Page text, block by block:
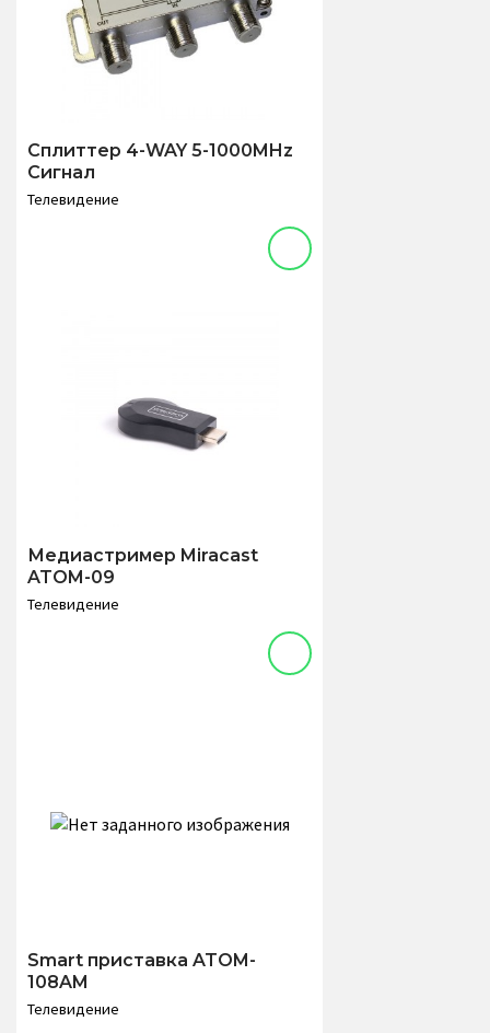
Сплиттер 4-WAY 5-1000MHz
Сигнал
Телевидение
Медиастример Miracast
ATOM-09
Телевидение
Smart приставка ATOM-
108AM
Телевидение